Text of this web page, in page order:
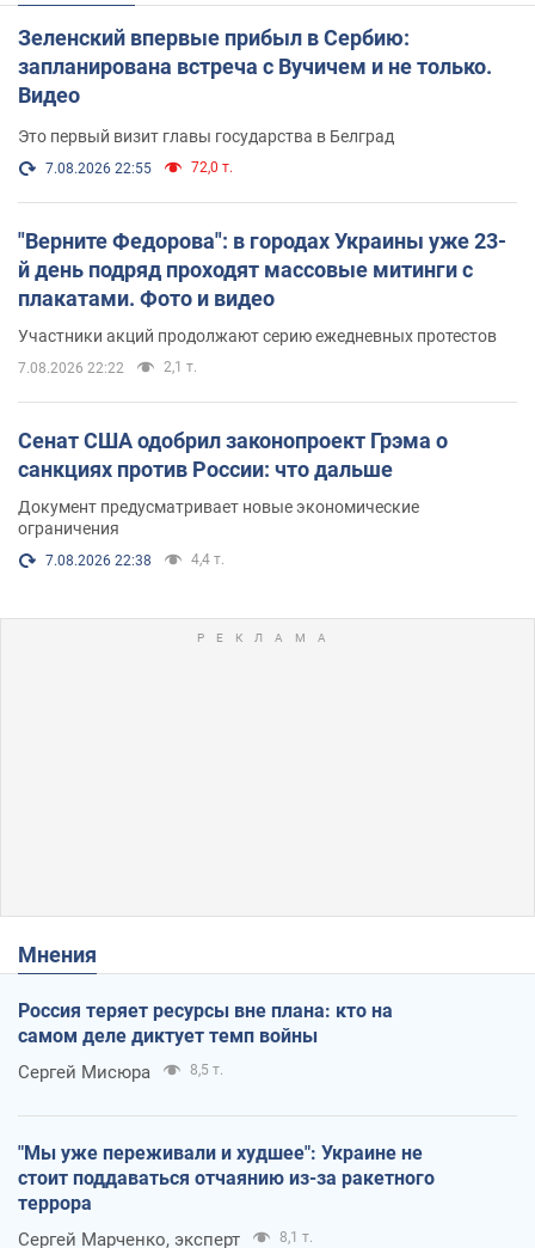
Зеленский впервые прибыл в Сербию:
запланирована встреча с Вучичем и не только.
Видео
Это первый визит главы государства в Белград
7.08.2026 22:55 72,0 т.
"Верните Федорова": в городах Украины уже 23-
й день подряд проходят массовые митинги с
плакатами. Фото и видео
Участники акций продолжают серию ежедневных протестов
7.08.2026 22:22 2,1 т.
Сенат США одобрил законопроект Грэма о
санкциях против России: что дальше
Документ предусматривает новые экономические
ограничения
7.08.2026 22:38 4,4 т.
Мнения
Россия теряет ресурсы вне плана: кто на
самом деле диктует темп войны
Сергей Мисюра 8,5 т.
"Мы уже переживали и худшее": Украине не
стоит поддаваться отчаянию из-за ракетного
террора
Сергей Марченко, эксперт 8,1 т.